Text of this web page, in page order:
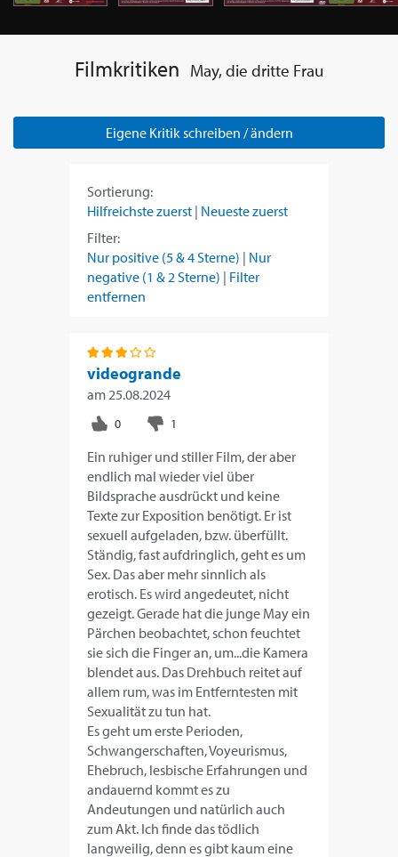
Filmkritiken May, die dritte Frau
Eigene Kritik schreiben / ändern
Sortierung:
Hilfreichste zuerst | Neueste zuerst
Filter:
Nur positive (5 & 4 Sterne) | Nur
negative (1 & 2 Sterne) | Filter
entfernen
videogrande
am 25.08.2024
Ein ruhiger und stiller Film, der aber
endlich mal wieder viel über
Bildsprache ausdrückt und keine
Texte zur Exposition benötigt. Er ist
sexuell aufgeladen, bzw. überfüllt.
Ständig, fast aufdringlich, geht es um
Sex. Das aber mehr sinnlich als
erotisch. Es wird angedeutet, nicht
gezeigt. Gerade hat die junge May ein
Pärchen beobachtet, schon feuchtet
sie sich die Finger an, um...die Kamera
blendet aus. Das Drehbuch reitet auf
allem rum, was im Entferntesten mit
Sexualität zu tun hat.
Es geht um erste Perioden,
Schwangerschaften, Voyeurismus,
Ehebruch, lesbische Erfahrungen und
andauernd kommt es zu
Andeutungen und natürlich auch
zum Akt. Ich finde das tödlich
langweilig, denn es gibt kaum eine